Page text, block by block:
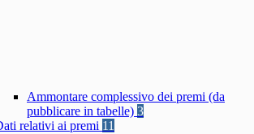
Ammontare complessivo dei premi (da
pubblicare in tabelle) 3
relativi ai premi 11